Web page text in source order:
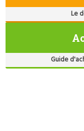
Le
Guide